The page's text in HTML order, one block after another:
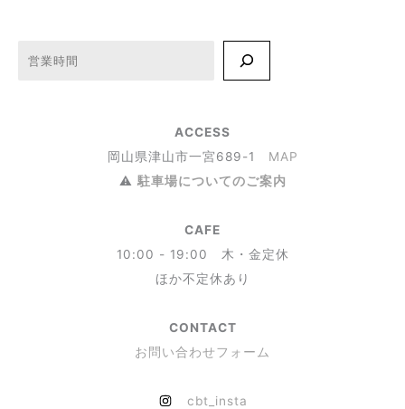
ACCESS
岡山県津山市一宮689-1 MAP
⚠︎ 駐車場についてのご案内
CAFE
10:00 - 19:00 木・金定休
ほか不定休あり
CONTACT
お問い合わせフォーム
cbt_insta